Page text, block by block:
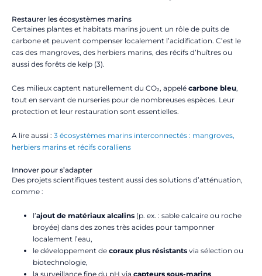
Restaurer les écosystèmes marins
Certaines plantes et habitats marins jouent un rôle de puits de
carbone et peuvent compenser localement l’acidification. C’est le
cas des mangroves, des herbiers marins, des récifs d’huîtres ou
aussi des forêts de kelp (3).
Ces milieux captent naturellement du CO₂, appelé carbone bleu,
tout en servant de nurseries pour de nombreuses espèces. Leur
protection et leur restauration sont essentielles.
A lire aussi : 3 écosystèmes marins interconnectés : mangroves,
herbiers marins et récifs coralliens
Innover pour s’adapter
Des projets scientifiques testent aussi des solutions d’atténuation,
comme :
l’ajout de matériaux alcalins (p. ex. : sable calcaire ou roche
broyée) dans des zones très acides pour tamponner
localement l’eau,
le développement de coraux plus résistants via sélection ou
biotechnologie,
la surveillance fine du pH via capteurs sous-marins